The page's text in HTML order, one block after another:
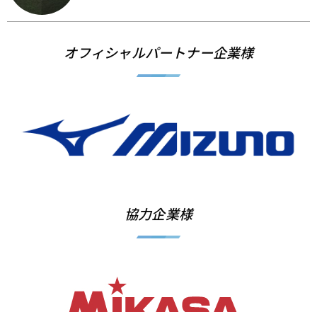
オフィシャルパートナー企業様
協力企業様